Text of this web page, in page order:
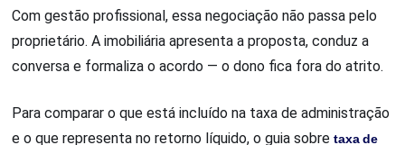
Com gestão profissional, essa negociação não passa pelo
proprietário. A imobiliária apresenta a proposta, conduz a
conversa e formaliza o acordo — o dono fica fora do atrito.
Para comparar o que está incluído na taxa de administração
e o que representa no retorno líquido, o guia sobretaxa de